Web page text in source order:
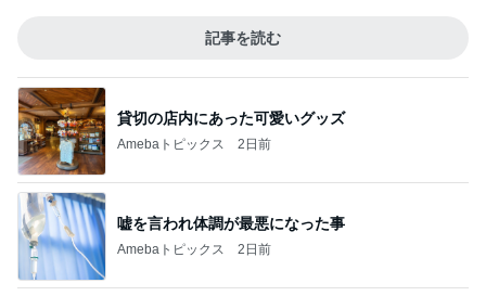
記事を読む
貸切の店内にあった可愛いグッズ
Amebaトピックス 2日前
嘘を言われ体調が最悪になった事
Amebaトピックス 2日前